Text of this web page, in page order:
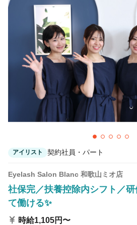
アイリスト 契約社員・パート
Eyelash Salon Blanc 和歌山ミオ店
社保完／扶養控除内シフト／
て働ける✨
時給1,105円〜